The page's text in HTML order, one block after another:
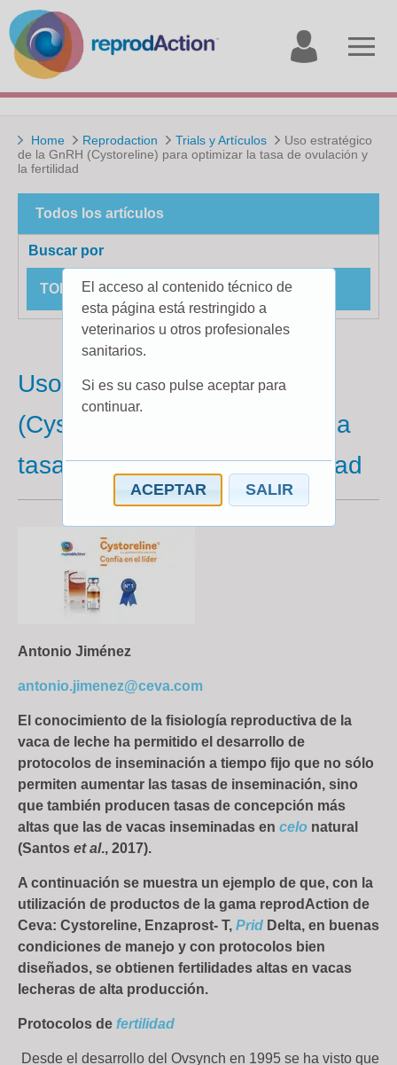
account
Home Reprodaction Trials y Artículos
Uso estratégico
de la GnRH (Cystoreline) para optimizar la tasa de ovulación y
la fertilidad
Todos los artículos
Buscar por
TODOS LOS ESTUDIOS DE CAMPO
Uso estratégico de la GnRH
(Cystoreline) para optimizar la
tasa de ovulación y la fertilidad
Antonio Jiménez
antonio.jimenez@ceva.com
El conocimiento de la fisiología reproductiva de la
vaca de leche ha permitido el desarrollo de
protocolos de inseminación a tiempo fijo que no sólo
permiten aumentar las tasas de inseminación, sino
que también producen tasas de concepción más
altas que las de vacas inseminadas en celo natural
(Santos et al., 2017).
A continuación se muestra un ejemplo de que, con la
utilización de productos de la gama reprodAction de
Ceva: Cystoreline, Enzaprost- T, Prid Delta, en buenas
condiciones de manejo y con protocolos bien
diseñados, se obtienen fertilidades altas en vacas
lecheras de alta producción.
Protocolos de fertilidad
Desde el desarrollo del Ovsynch en 1995 se ha visto que
El acceso al contenido técnico de
esta página está restringido a
veterinarios u otros profesionales
sanitarios.
Si es su caso pulse aceptar para
continuar.
ACEPTAR SALIR